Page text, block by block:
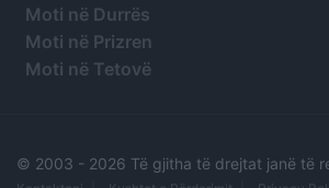
Moti në Durrës
Moti në Prizren
Moti në Tetovë
© 2003 - 2026 Të gjitha të drejtat janë të